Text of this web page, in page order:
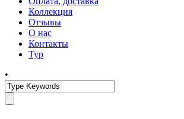
Коллекция
Отзывы
О нас
Контакты
Тур
•